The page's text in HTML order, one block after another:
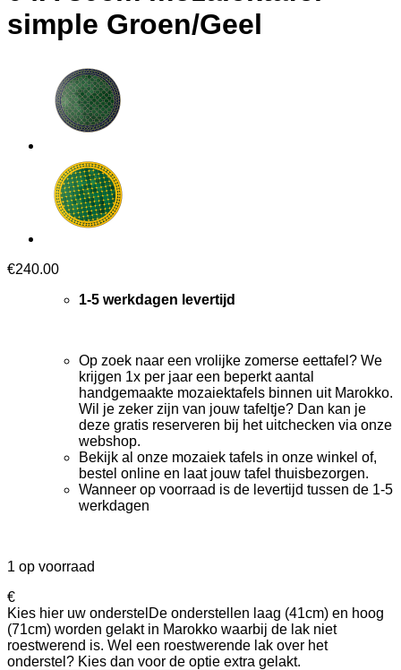
simple Groen/Geel
€240.00
1-5 werkdagen levertijd
Op zoek naar een vrolijke zomerse eettafel? We
krijgen 1x per jaar een beperkt aantal
handgemaakte mozaiektafels binnen uit Marokko.
Wil je zeker zijn van jouw tafeltje? Dan kan je
deze gratis reserveren bij het uitchecken via onze
webshop.
Bekijk al onze mozaiek tafels in onze winkel of,
bestel online en laat jouw tafel thuisbezorgen.
Wanneer op voorraad is de levertijd tussen de 1-5
werkdagen
1 op voorraad
€
Kies hier uw onderstel De onderstellen laag (41cm) en hoog
(71cm) worden gelakt in Marokko waarbij de lak niet
roestwerend is. Wel een roestwerende lak over het
onderstel? Kies dan voor de optie extra gelakt.